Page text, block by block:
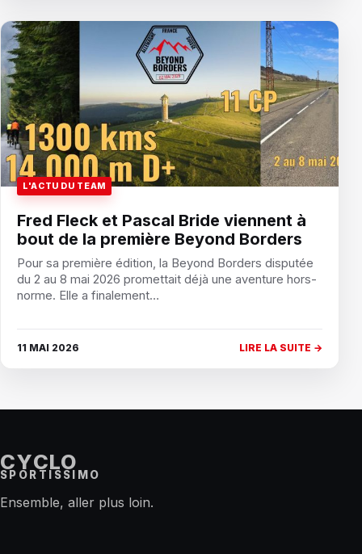
L'ACTU DU TEAM
Fred Fleck et Pascal Bride viennent à
bout de la première Beyond Borders
Pour sa première édition, la Beyond Borders disputée
du 2 au 8 mai 2026 promettait déjà une aventure hors-
norme. Elle a finalement…
11 MAI 2026 LIRE LA SUITE →
CYCLO
SPORTISSIMO
Ensemble, aller plus loin.